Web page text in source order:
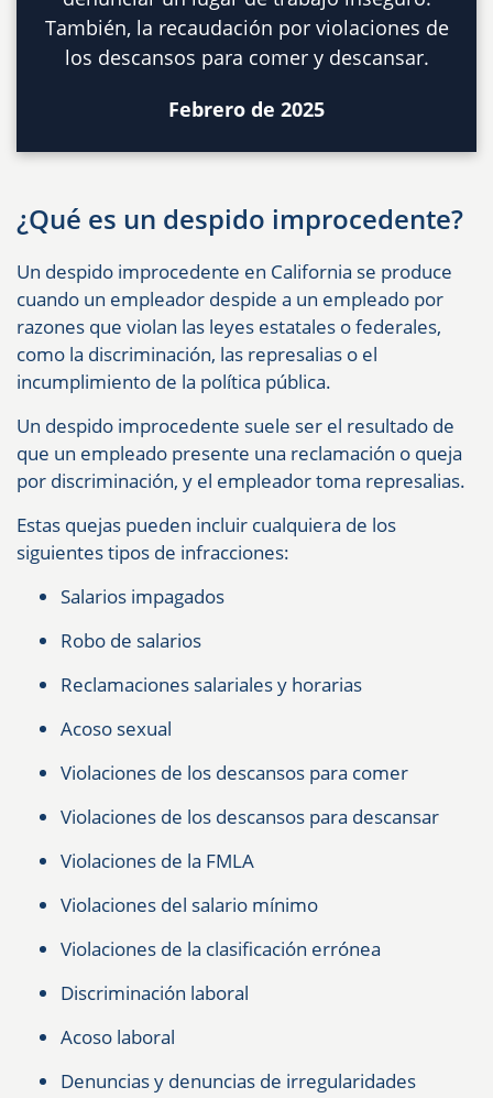
También, la recaudación por violaciones de
los descansos para comer y descansar.
Febrero de 2025
¿Qué es un despido improcedente?
Un despido improcedente en California se produce
cuando un empleador despide a un empleado por
razones que violan las leyes estatales o federales,
como la discriminación, las represalias o el
incumplimiento de la política pública.
Un despido improcedente suele ser el resultado de
que un empleado presente una reclamación o queja
por discriminación, y el empleador toma represalias.
Estas quejas pueden incluir cualquiera de los
siguientes tipos de infracciones:
Salarios impagados
Robo de salarios
Reclamaciones salariales y horarias
Acoso sexual
Violaciones de los descansos para comer
Violaciones de los descansos para descansar
Violaciones de la FMLA
Violaciones del salario mínimo
Violaciones de la clasificación errónea
Discriminación laboral
Acoso laboral
Denuncias y denuncias de irregularidades